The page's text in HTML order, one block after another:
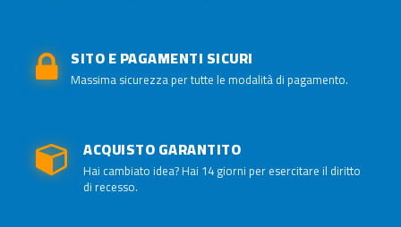
SITO E PAGAMENTI SICURI
Massima sicurezza per tutte le modalità di pagamento.
ACQUISTO GARANTITO
Hai cambiato idea? Hai 14 giorni per esercitare il diritto
di recesso.